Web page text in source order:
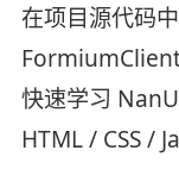
在项目源代码
快速学习
HTML / CSS /